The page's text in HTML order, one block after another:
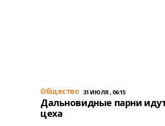
Общество 31 ИЮЛЯ , 06:15
Дальновидные парни
цеха